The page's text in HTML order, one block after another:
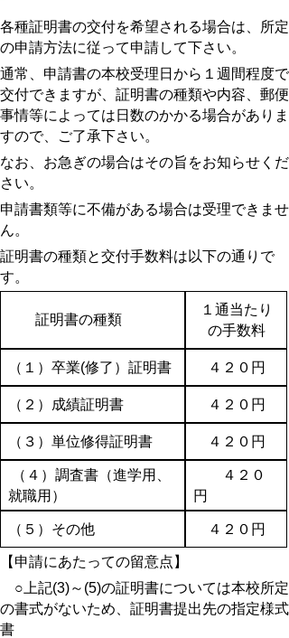
各種証明書の交付を希望される場合は、所定
の申請方法に従って申請して下さい。
通常、申請書の本校受理日から１週間程度で
交付できますが、証明書の種類や内容、郵便
事情等によっては日数のかかる場合がありま
すので、ご了承下さい。
なお、お急ぎの場合はその旨をお知らせくだ
さい。
申請書類等に不備がある場合は受理できませ
ん。
証明書の種類と交付手数料は以下の通りで
す。
証明書の種類
１通当たり
の手数料
（１）卒業(修了）証明書 ４２０円
（２）成績証明書 ４２０円
（３）単位修得証明書 ４２０円
（４）調査書（進学用、
就職用）
４２０
円
（５）その他 ４２０円
【申請にあたっての留意点】
○上記(3)～(5)の証明書については本校所定
の書式がないため、証明書提出先の指定様式
書